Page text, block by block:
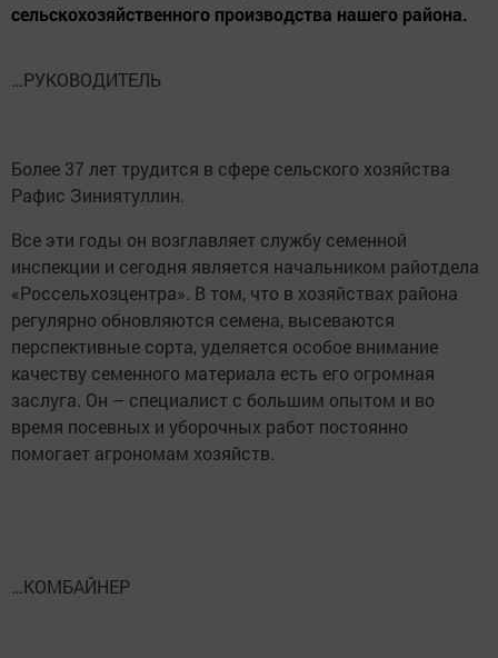
сельскохозяйственного производства нашего района.
…РУКОВОДИТЕЛЬ
Более 37 лет трудится в сфере сельского хозяйства
Рафис Зиниятуллин.
Все эти годы он возглавляет службу семенной
инспекции и сегодня является начальником райотдела
«Россельхозцентра». В том, что в хозяйствах района
регулярно обновляются семена, высеваются
перспективные сорта, уделяется особое внимание
качеству семенного материала есть его огромная
заслуга. Он – специалист с большим опытом и во
время посевных и уборочных работ постоянно
помогает агрономам хозяйств.
…КОМБАЙНЕР